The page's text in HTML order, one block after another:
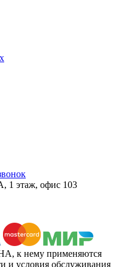
1 этаж, офис 103
к нему применяются
и условия обслуживания